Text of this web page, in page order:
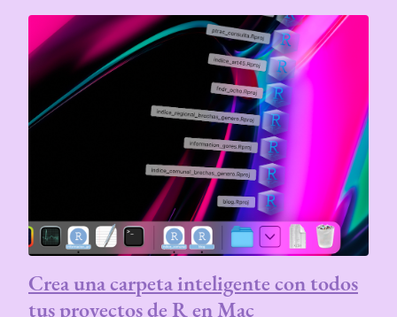
Crea una carpeta inteligente con todos
tus proyectos de R en Mac